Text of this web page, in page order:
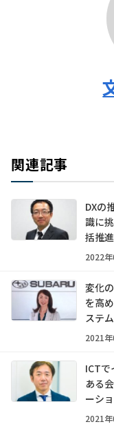
関連記事
DXの
識に
括推
2022
変化
を高
ステ
2021
ICTで
ある
ーシ
2021